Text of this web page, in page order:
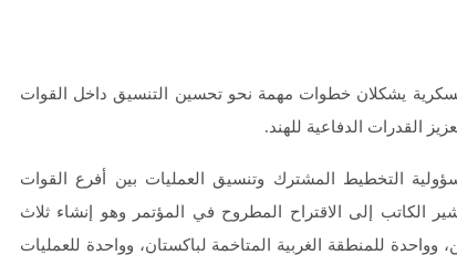
يشكلان خطوات مهمة نحو تحسين التنسيق داخل القوات
القدرات الدفاعية للهند.
التخطيط المشترك وتنسيق العمليات بين أفرع القوات
الكاتب إلى الاقتراح المطروح في المؤتمر وهو إنشاء ثلاث
للمنطقة الغربية المتاخمة لباكستان، وواحدة للعمليات